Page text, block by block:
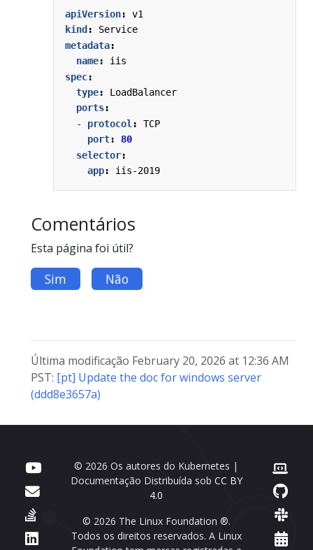
apiVersion:
v1
kind :
Service
metadata:
name:
iis
spec:
type:
LoadBalancer
ports:
- protocol :
TCP
port:
80
selector:
app: iis-2019
Comentários
Esta página foi útil?
Sim Não
Última modificação February 20, 2026 at 12:36 AM
PST: [pt] Update the doc for windows server
(ddd8e3657a)
© 2026 Os autores do Kubernetes |
Documentação Distribuída sob CC BY
4.0
© 2026 The Linux Foundation ®.
Todos os direitos reservados. A Linux